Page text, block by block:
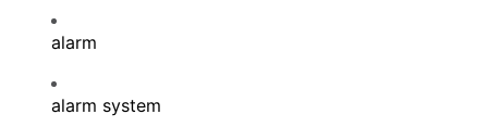
alarm
alarm system